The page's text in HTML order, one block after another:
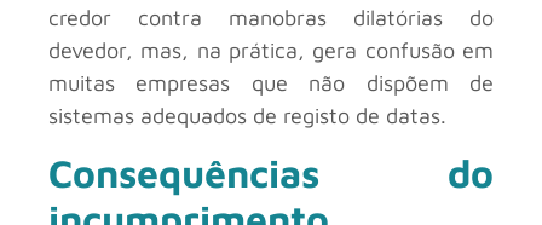
credor contra manobras dilatórias do
devedor, mas, na prática, gera confusão em
muitas empresas que não dispõem de
sistemas adequados de registo de datas.
Consequências do